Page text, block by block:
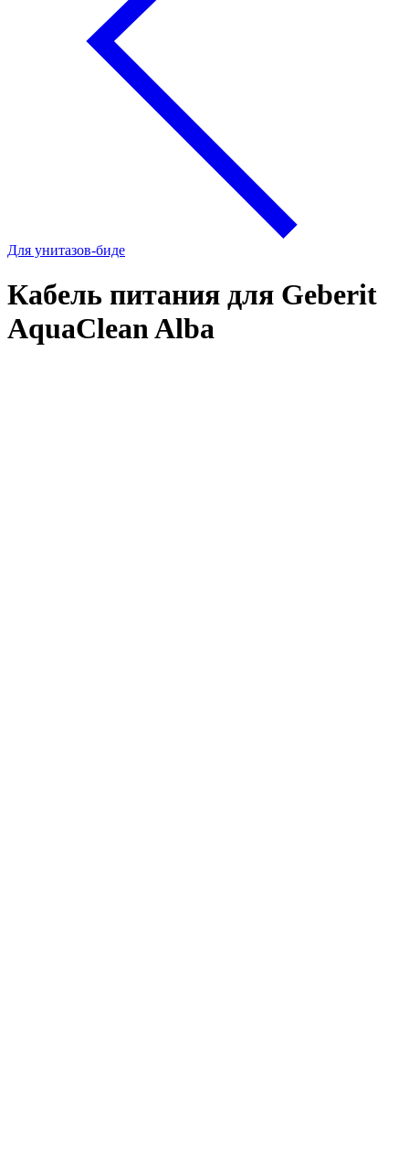
Для унитазов-биде
Кабель питания для Geberit
AquaClean Alba